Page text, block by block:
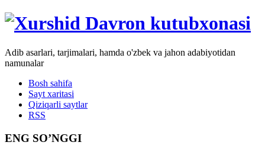
Adib asarlari, tarjimalari, hamda o'zbek va jahon adabiyotidan
namunalar
Bosh sahifa
Sayt xaritasi
Qiziqarli saytlar
RSS
ENG SO’NGGI